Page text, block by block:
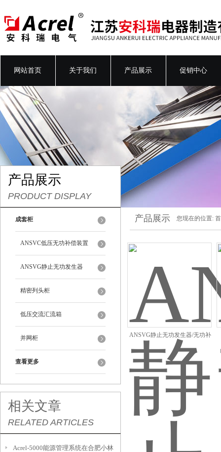
网站首页 关于我们 产品展示 促销中心
产品展示
PRODUCT DISPLAY
成套柜
ANSVC低压无功补偿装置
ANSVG静止无功发生器
精密列头柜
低压交流汇流箱
并网柜
查看更多
相关文章
RELATED ARTICLES
Acrel-5000能源管理系统在合肥小林
产品展示 您现在的位置:
ANSVG静止无功发生器/无功补
偿不平衡电气装置